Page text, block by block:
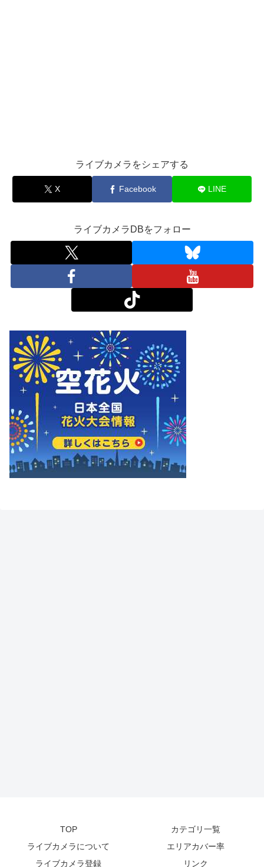
ライブカメラをシェアする
X Facebook LINE
ライブカメラDBをフォロー
TOP
カテゴリ一覧
ライブカメラについて
エリアカバー率
ライブカメラ登録
リンク